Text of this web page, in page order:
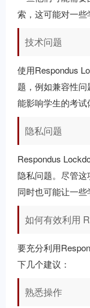
索，这可能对一些
技术问题
使用Respondus
题，例如兼容性
能影响学生的考试
隐私问题
Respondus
隐私问题。尽管
同时也可能让一些
如何有效利用
要充分利用
下几个建议：
熟悉操作